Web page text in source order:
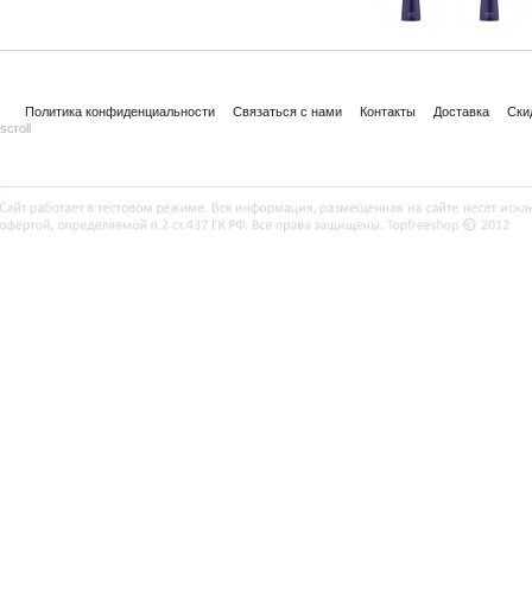
Политика конфиденциальности Связаться с нами Контакты Доставка
scroll